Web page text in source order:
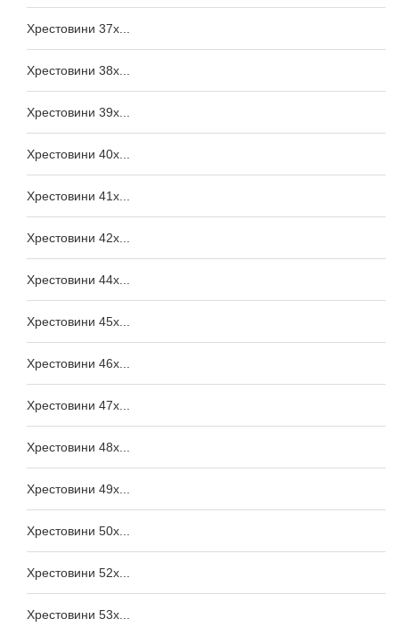
Хрестовини 37x...
Хрестовини 38x...
Хрестовини 39x...
Хрестовини 40x...
Хрестовини 41x...
Хрестовини 42x...
Хрестовини 44x...
Хрестовини 45x...
Хрестовини 46x...
Хрестовини 47x...
Хрестовини 48x...
Хрестовини 49x...
Хрестовини 50x...
Хрестовини 52x...
Хрестовини 53x...